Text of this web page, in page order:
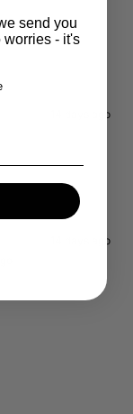
14 days ago
14 days ago
send you
- it's